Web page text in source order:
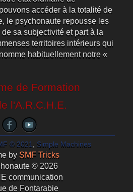
accéder à la totalité de
le psychonaute repousse les
sa subjectivité et part à la
territoires intérieurs qui
habituellement notre «
de Formation
l'A.R.C.H.E.
© 2021, Simple Machines
by SMF Tricks
© 2026
communication
de Fontarabie